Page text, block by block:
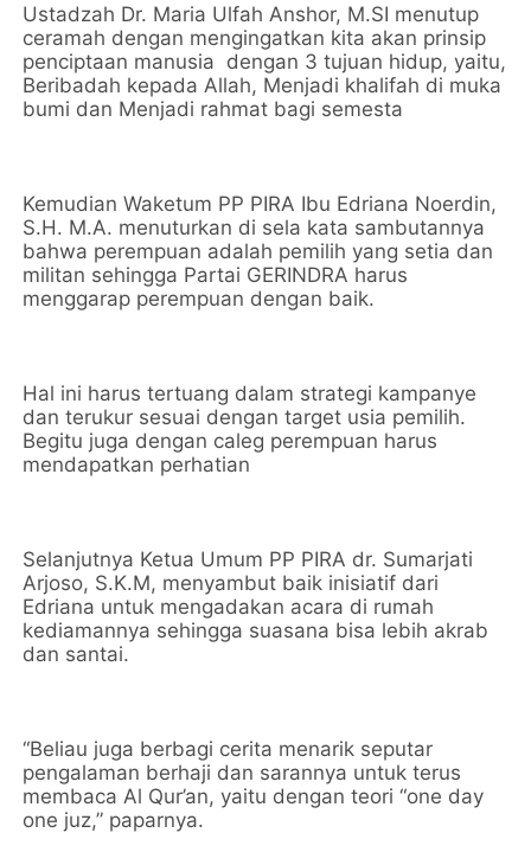
Ustadzah Dr. Maria Ulfah Anshor, M.SI menutup
ceramah dengan mengingatkan kita akan prinsip
penciptaan manusia dengan 3 tujuan hidup, yaitu,
Beribadah kepada Allah, Menjadi khalifah di muka
bumi dan Menjadi rahmat bagi semesta
Kemudian Waketum PP PIRA Ibu Edriana Noerdin,
S.H. M.A. menuturkan di sela kata sambutannya
bahwa perempuan adalah pemilih yang setia dan
militan sehingga Partai GERINDRA harus
menggarap perempuan dengan baik.
Hal ini harus tertuang dalam strategi kampanye
dan terukur sesuai dengan target usia pemilih.
Begitu juga dengan caleg perempuan harus
mendapatkan perhatian
Selanjutnya Ketua Umum PP PIRA dr. Sumarjati
Arjoso, S.K.M, menyambut baik inisiatif dari
Edriana untuk mengadakan acara di rumah
kediamannya sehingga suasana bisa lebih akrab
dan santai.
“Beliau juga berbagi cerita menarik seputar
pengalaman berhaji dan sarannya untuk terus
membaca Al Qur’an, yaitu dengan teori “one day
one juz,” paparnya.